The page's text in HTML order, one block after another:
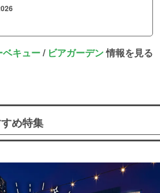
ベキュー/ ビアガーデン情報を見る
め特集